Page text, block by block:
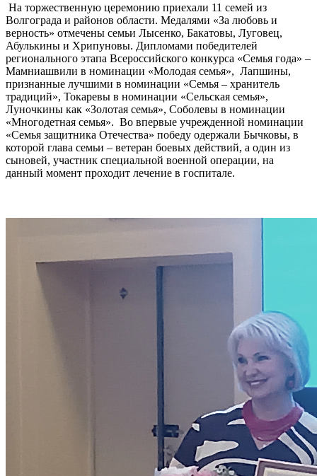
На торжественную церемонию приехали 11 семей из
Волгограда и районов области. Медалями «За любовь и
верность» отмечены семьи Лысенко, Бакатовы, Луговец,
Абулькины и Хрипуновы. Дипломами победителей
регионального этапа Всероссийского конкурса «Семья года» –
Мамниашвили в номинации «Молодая семья», Лапшины,
признанные лучшими в номинации «Семья – хранитель
традиций», Токаревы в номинации «Сельская семья»,
Луночкины как «Золотая семья», Соболевы в номинации
«Многодетная семья». Во впервые учрежденной номинации
«Семья защитника Отечества» победу одержали Бычковы, в
которой глава семьи – ветеран боевых действий, а один из
сыновей, участник специальной военной операции, на
данный момент проходит лечение в госпитале.